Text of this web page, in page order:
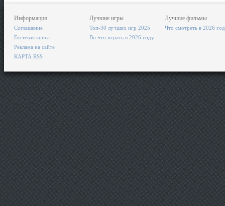
Информация
Соглашение
Гостевая книга
Реклама на сайте
КАРТА RSS
Лучшие игры
Топ-30 лучших игр 2025
Во что играть в 2026 году
Лучшие фильмы
Что смотреть в 2026